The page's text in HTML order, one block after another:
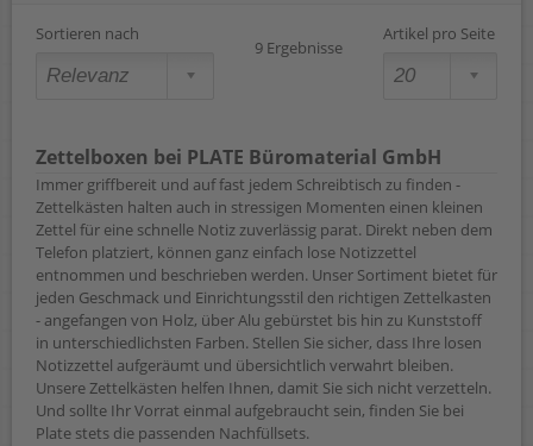
Sortieren nach
9 Ergebnisse
Artikel pro Seite
Zettelboxen bei PLATE Büromaterial GmbH
Immer griffbereit und auf fast jedem Schreibtisch zu finden -
Zettelkästen halten auch in stressigen Momenten einen kleinen
Zettel für eine schnelle Notiz zuverlässig parat. Direkt neben dem
Telefon platziert, können ganz einfach lose Notizzettel
entnommen und beschrieben werden. Unser Sortiment bietet für
jeden Geschmack und Einrichtungsstil den richtigen Zettelkasten
- angefangen von Holz, über Alu gebürstet bis hin zu Kunststoff
in unterschiedlichsten Farben. Stellen Sie sicher, dass Ihre losen
Notizzettel aufgeräumt und übersichtlich verwahrt bleiben.
Unsere Zettelkästen helfen Ihnen, damit Sie sich nicht verzetteln.
Und sollte Ihr Vorrat einmal aufgebraucht sein, finden Sie bei
Plate stets die passenden Nachfüllsets.